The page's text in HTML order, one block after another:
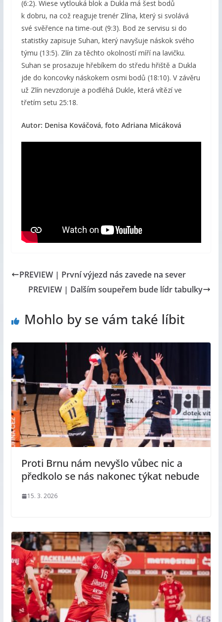
(6:2). Wiese vytlouká blok a Dukla má šest bodů
k dobru, na což reaguje trenér Zlína, který si svolává
své svěřence na time-out (9:3). Bod ze servisu si do
statistky zapisuje Suhan, který navyšuje náskok svého
týmu (13:5). Zlín za těchto okolností míří na lavičku.
Suhan se prosazuje hřebíkem do středu hřiště a Dukla
jde do koncovky náskokem osmi bodů (18:10). V závěru
už Zlín nevzdoruje a podléhá Dukle, která vítězí ve
třetím setu 25:18.
Autor: Denisa Kováčová, foto Adriana Micáková
PREVIEW | První výjezd nás zavede na sever
PREVIEW | Dalším soupeřem bude lídr tabulky
Mohlo by se vám také líbit
Proti Brnu nám nevyšlo vůbec nic a
předkolo se nás nakonec týkat nebude
15. 3. 2026